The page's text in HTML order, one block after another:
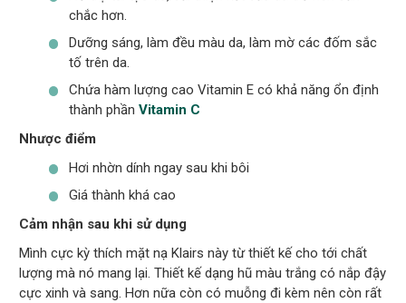
chắc hơn.
Dưỡng sáng, làm đều màu da, làm mờ các đốm sắc
tố trên da.
Chứa hàm lượng cao Vitamin E có khả năng ổn định
thành phầnVitamin C
Nhược điểm
Hơi nhờn dính ngay sau khi bôi
Giá thành khá cao
Cảm nhận sau khi sử dụng
Mình cực kỳ thích mặt nạ Klairs này từ thiết kế cho tới chất
lượng mà nó mang lại. Thiết kế dạng hũ màu trắng có nắp đậy
cực xinh và sang. Hơn nữa còn có muỗng đi kèm nên còn rất